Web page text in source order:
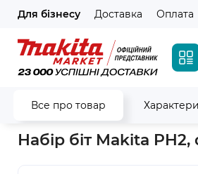
Для бізнесу Доставка Оплата
Все про товар
Головна Витратні матеріали Біти
Набір біт Makita